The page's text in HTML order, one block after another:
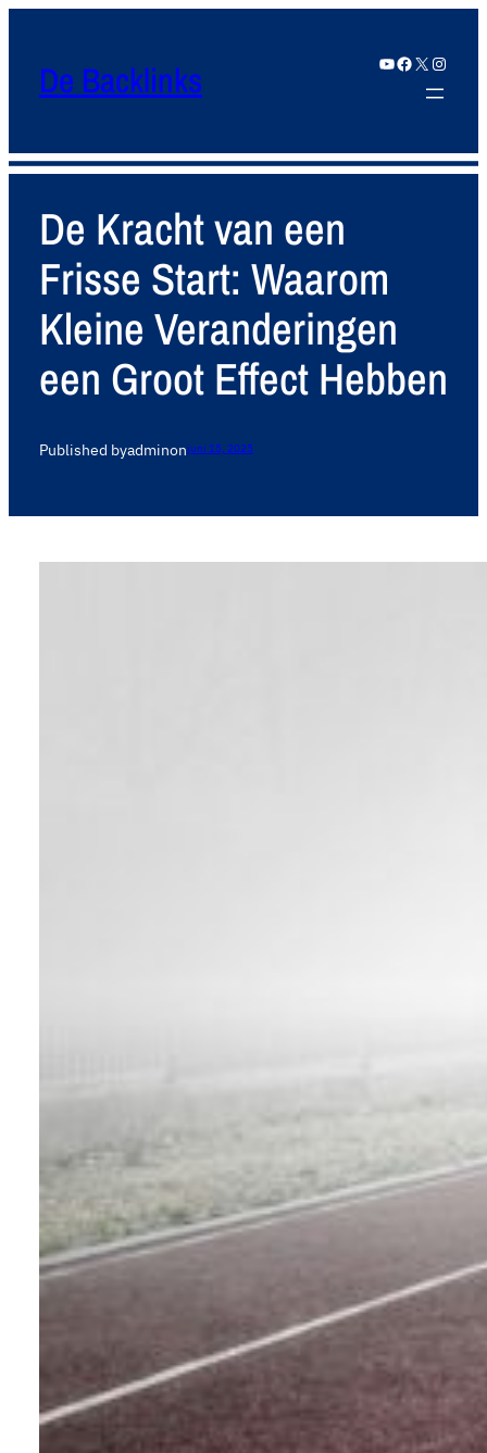
De Backlinks YouTube Facebook X Instagram
De Kracht van een
Frisse Start: Waarom
Kleine Veranderingen
een Groot Effect Hebben
Published byadminonjuni 15, 2025